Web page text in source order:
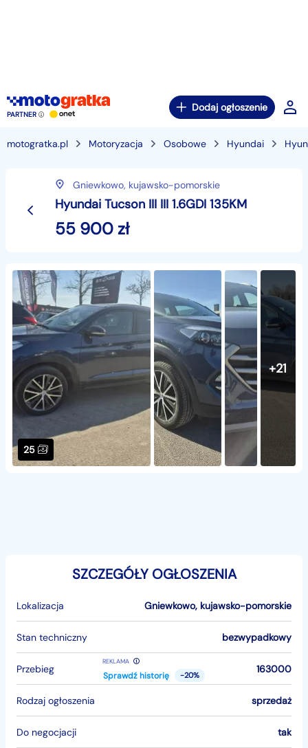
PARTNER
Dodaj ogłoszenie
motogratka.pl Motoryzacja Osobowe Hyundai
Gniewkowo, kujawsko-pomorskie
Hyundai Tucson III III 1.6GDI 135KM
55 900zł
25
+21
SZCZEGÓŁY OGŁOSZENIA
Lokalizacja Gniewkowo, kujawsko-pomorskie
Stan techniczny bezwypadkowy
Przebieg
REKLAMA
Sprawdź historię -20%
163000
Rodzaj ogłoszenia sprzedaż
Do negocjacji tak